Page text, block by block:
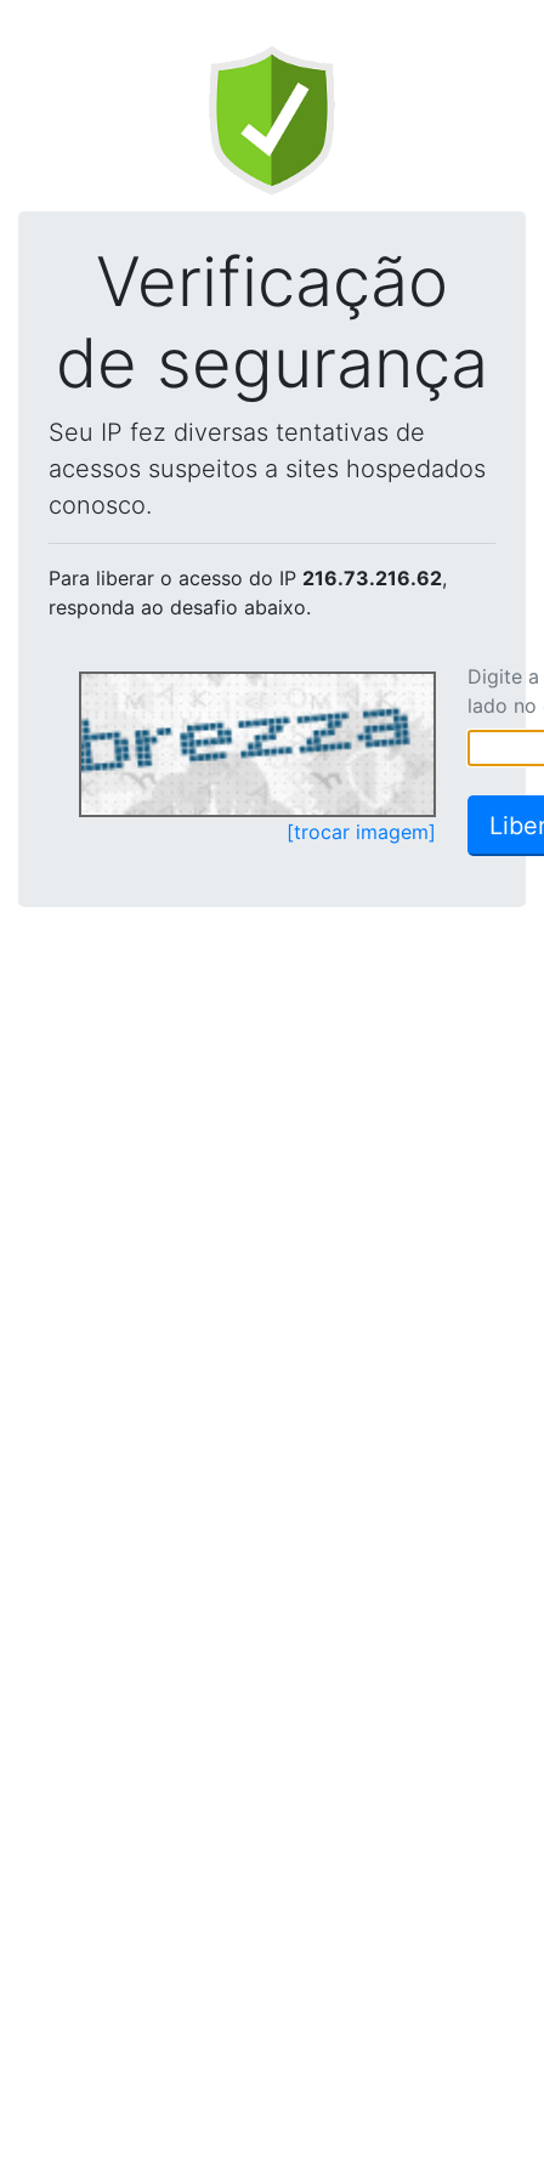
Verificação
de segurança
Seu IP fez diversas tentativas de
acessos suspeitos a sites hospedados
conosco.
Para liberar o acesso do IP 216.73.216.62,
responda ao desafio abaixo.
[trocar imagem]
Digite
lado no